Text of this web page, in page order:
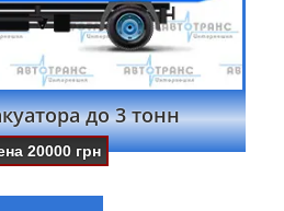
до 3 тонн
20000 грн